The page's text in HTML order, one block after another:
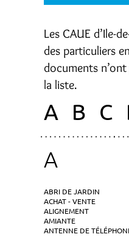
Les CAUE d’Ile-
des particuliers
documents
la liste.
A B C
A
ABRI DE JARDIN
ACHAT - VENTE
ALIGNEMENT
AMIANTE
ANTENNE DE